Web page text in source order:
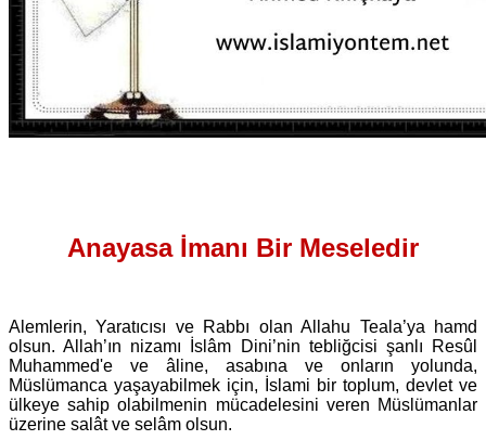
Anayasa İmanı Bir Meseledir
Alemlerin, Yaratıcısı ve Rabbı olan Allahu Teala’ya hamd
olsun. Allah’ın nizamı İslâm Dini’nin tebliğcisi şanlı Resûl
Muhammed'e ve âline, asabına ve onların yolunda,
Müslümanca yaşayabilmek için, İslami bir toplum, devlet ve
ülkeye sahip olabilmenin mücadelesini veren Müslümanlar
üzerine salât ve selâm olsun.